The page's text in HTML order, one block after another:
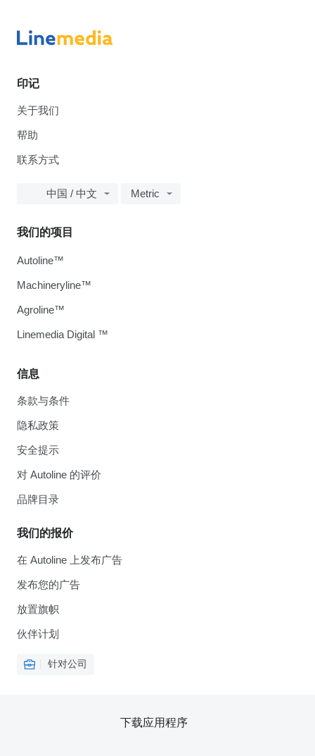
印记
关于我们
帮助
联系方式
中国 / 中文 Metric
信息
条款与条件
隐私政策
安全提示
对 Autoline 的评价
品牌目录
我们的报价
在 Autoline 上发布广告
发布您的广告
放置旗帜
伙伴计划
针对公司
我们的项目
Autoline™
Machineryline™
Agroline™
Linemedia Digital ™
下载应用程序